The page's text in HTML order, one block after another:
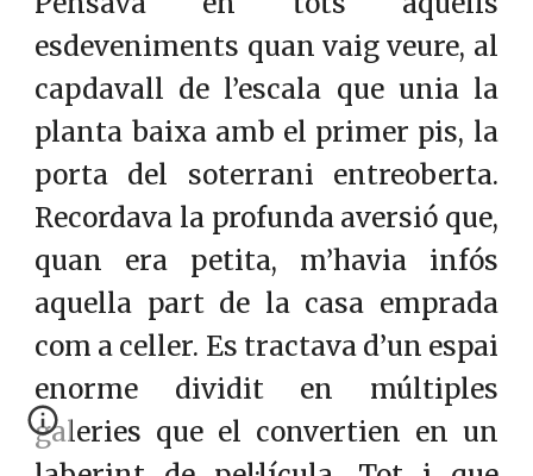
esdeveniments quan vaig veure, al
capdavall de l’escala que unia la
planta baixa amb el primer pis, la
porta del soterrani entreoberta.
Recordava la profunda aversió que,
quan era petita, m’havia infós
aquella part de la casa emprada
com a celler. Es tractava d’un espai
enorme dividit en múltiples
galeries que el convertien en un